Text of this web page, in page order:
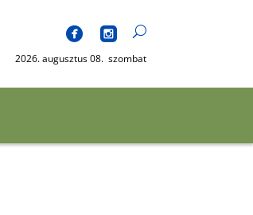
2026. augusztus 08. szombat